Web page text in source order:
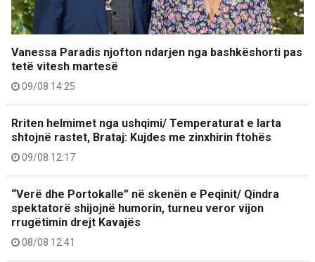
Vanessa Paradis njofton ndarjen nga bashkëshorti pas
tetë vitesh martesë
09/08 14:25
Rriten helmimet nga ushqimi/ Temperaturat e larta
shtojnë rastet, Brataj: Kujdes me zinxhirin ftohës
09/08 12:17
“Verë dhe Portokalle” në skenën e Peqinit/ Qindra
spektatorë shijojnë humorin, turneu veror vijon
rrugëtimin drejt Kavajës
08/08 12:41